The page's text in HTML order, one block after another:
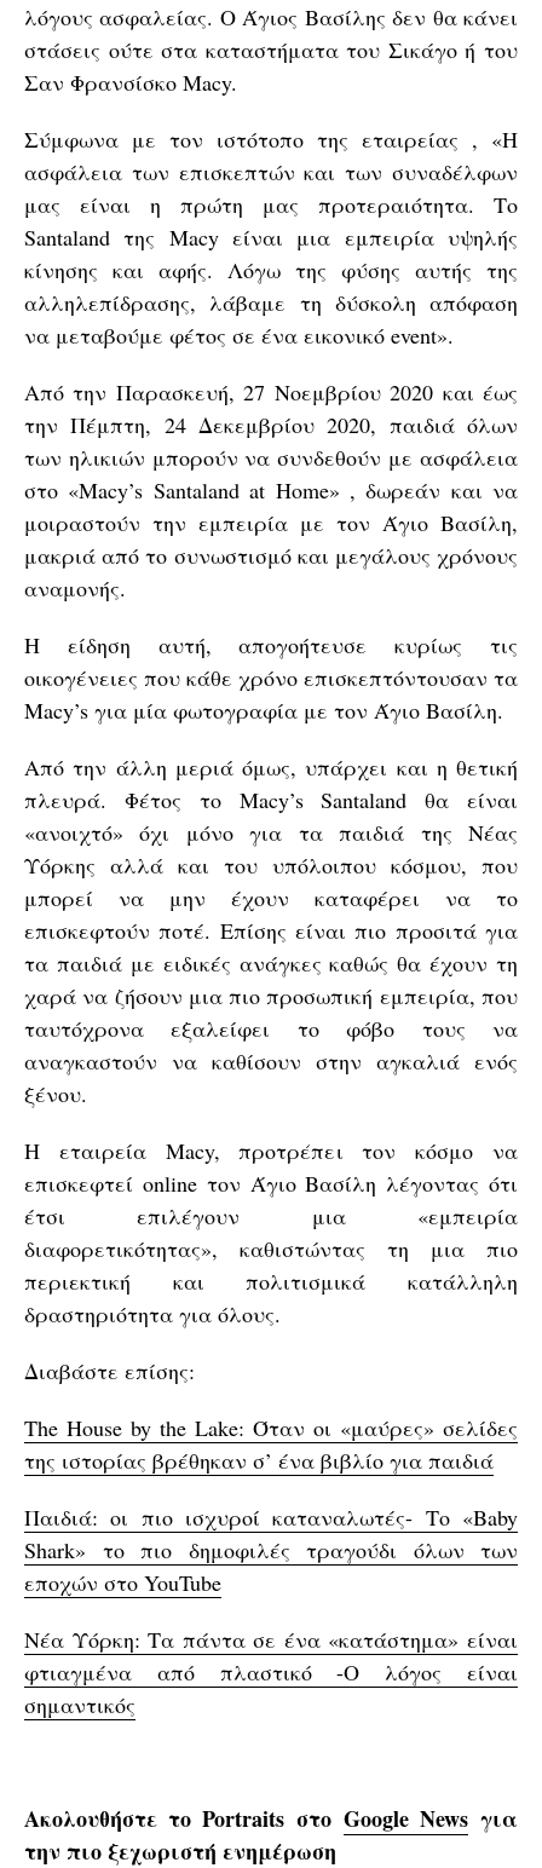
λόγους ασφαλείας. Ο Άγιος Βασίλης δεν θα κάνει
στάσεις ούτε στα καταστήματα του Σικάγο ή του
Σαν Φρανσίσκο Macy.
Σύμφωνα με τον ιστότοπο της εταιρείας , «Η
ασφάλεια των επισκεπτών και των συναδέλφων
μας είναι η πρώτη μας προτεραιότητα. Το
Santaland της Macy είναι μια εμπειρία υψηλής
κίνησης και αφής. Λόγω της φύσης αυτής της
αλληλεπίδρασης, λάβαμε τη δύσκολη απόφαση
να μεταβούμε φέτος σε ένα εικονικό event».
Από την Παρασκευή, 27 Νοεμβρίου 2020 και έως
την Πέμπτη, 24 Δεκεμβρίου 2020, παιδιά όλων
των ηλικιών μπορούν να συνδεθούν με ασφάλεια
στο «Macy’s Santaland at Home» , δωρεάν και να
μοιραστούν την εμπειρία με τον Άγιο Βασίλη,
μακριά από το συνωστισμό και μεγάλους χρόνους
αναμονής.
Η είδηση αυτή, απογοήτευσε κυρίως τις
οικογένειες που κάθε χρόνο επισκεπτόντουσαν τα
Macy’s για μία φωτογραφία με τον Άγιο Βασίλη.
Από την άλλη μεριά όμως, υπάρχει και η θετική
πλευρά. Φέτος το Macy’s Santaland θα είναι
«ανοιχτό» όχι μόνο για τα παιδιά της Νέας
Υόρκης αλλά και του υπόλοιπου κόσμου, που
μπορεί να μην έχουν καταφέρει να το
επισκεφτούν ποτέ. Επίσης είναι πιο προσιτά για
τα παιδιά με ειδικές ανάγκες καθώς θα έχουν τη
χαρά να ζήσουν μια πιο προσωπική εμπειρία, που
ταυτόχρονα εξαλείφει το φόβο τους να
αναγκαστούν να καθίσουν στην αγκαλιά ενός
ξένου.
Η εταιρεία Macy, προτρέπει τον κόσμο να
επισκεφτεί οnline τον Άγιο Βασίλη λέγοντας ότι
έτσι επιλέγουν μια «εμπειρία
διαφορετικότητας», καθιστώντας τη μια πιο
περιεκτική και πολιτισμικά κατάλληλη
δραστηριότητα για όλους.
Διαβάστε επίσης:
The House by the Lake: Όταν οι «μαύρες» σελίδες
της ιστορίας βρέθηκαν σ’ ένα βιβλίο για παιδιά
Παιδιά: οι πιο ισχυροί καταναλωτές- Το «Baby
Shark» το πιο δημοφιλές τραγούδι όλων των
εποχών στο YouTube
Νέα Υόρκη: Τα πάντα σε ένα «κατάστημα» είναι
φτιαγμένα από πλαστικό -Ο λόγος είναι
σημαντικός
Ακολουθήστε το Portraits στο Google Newsγια
την πιο ξεχωριστή ενημέρωση